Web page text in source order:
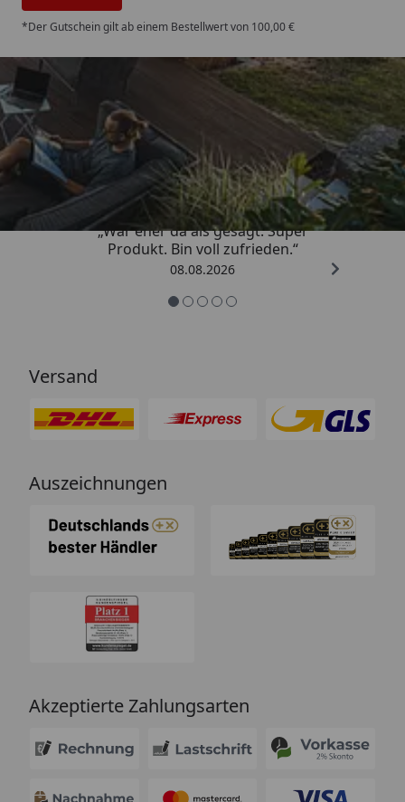
*Der Gutschein gilt ab einem Bestellwert von 100,00 €
Trusted Shops
4,85/ 5
„War eher da als gesagt. Super
Produkt. Bin voll zufrieden.“
08.08.2026
Versand
Auszeichnungen
Akzeptierte Zahlungsarten